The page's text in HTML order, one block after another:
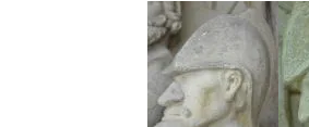
Zwerge
von
Breslau